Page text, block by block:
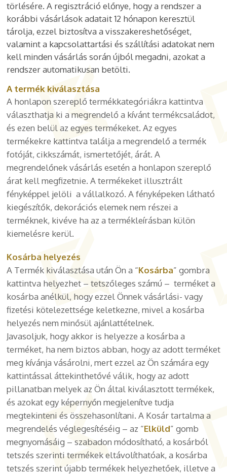
törlésére. A regisztráció előnye, hogy a rendszer a
korábbi vásárlások adatait 12 hónapon keresztül
tárolja, ezzel biztosítva a visszakereshetőséget,
valamint a kapcsolattartási és szállítási adatokat nem
kell minden vásárlás során újból megadni, azokat a
rendszer automatikusan betölti.
A termék kiválasztása
A honlapon szereplő termékkategóriákra kattintva
választhatja ki a megrendelő a kívánt termékcsaládot,
és ezen belül az egyes termékeket. Az egyes
termékekre kattintva találja a megrendelő a termék
fotóját, cikkszámát, ismertetőjét, árát. A
megrendelőnek vásárlás esetén a honlapon szereplő
árat kell megfizetnie. A termékeket illusztrált
fényképpel jelöli a vállalkozó. A fényképeken látható
kiegészítők, dekorációs elemek nem részei a
terméknek, kivéve ha az a termékleírásban külön
kiemelésre kerül.
Kosárba helyezés
A Termék kiválasztása után Ön a “Kosárba” gombra
kattintva helyezhet – tetszőleges számú – terméket a
kosárba anélkül, hogy ezzel Önnek vásárlási- vagy
fizetési kötelezettsége keletkezne, mivel a kosárba
helyezés nem minősül ajánlattételnek.
Javasoljuk, hogy akkor is helyezze a kosárba a
terméket, ha nem biztos abban, hogy az adott terméket
meg kívánja vásárolni, mert ezzel az Ön számára egy
kattintással áttekinthetővé válik, hogy az adott
pillanatban melyek az Ön által kiválasztott termékek,
és azokat egy képernyőn megjelenítve tudja
megtekinteni és összehasonlítani. A Kosár tartalma a
megrendelés véglegesítéséig – az “Elküld” gomb
megnyomásáig – szabadon módosítható, a kosárból
tetszés szerinti termékek eltávolíthatóak, a kosárba
tetszés szerint újabb termékek helyezhetőek, illetve a